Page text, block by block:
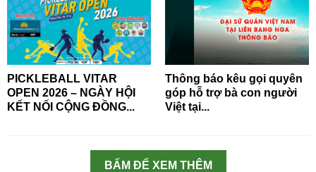
PICKLEBALL VITAR
OPEN 2026 – NGÀY HỘI
KẾT NỐI CỘNG ĐỒNG...
Thông báo kêu gọi quyên
góp hỗ trợ bà con người
Việt tại...
BẤM ĐỂ XEM THÊM